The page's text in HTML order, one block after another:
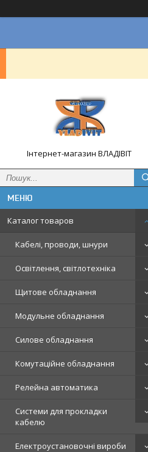
Інтернет-магазин ВЛАДІВІТ
Каталог товаров
Кабелі, проводи, шнури
Освітлення, світлотехніка
Щитове обладнання
Модульне обладнання
Силове обладнання
Комутаційне обладнання
Релейна автоматика
Системи для прокладки
кабелю
Електроустановочні вироби